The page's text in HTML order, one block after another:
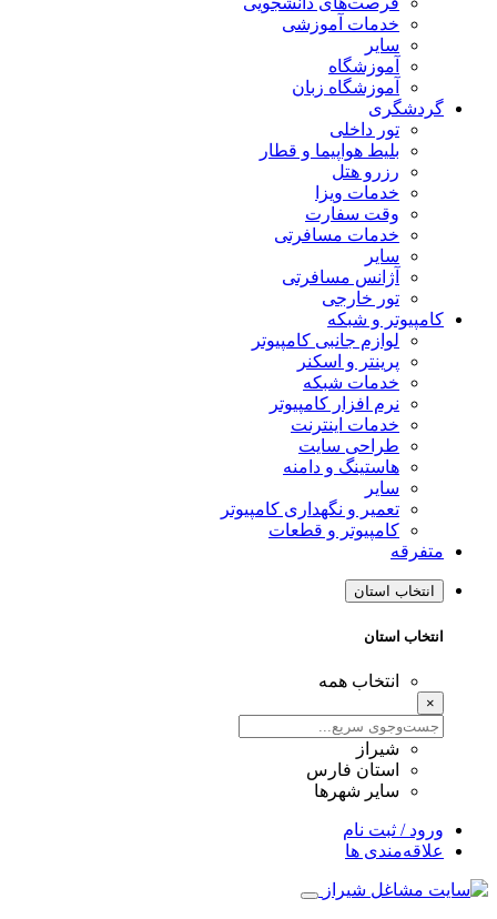
خدمات آموزشی
سایر
آموزشگاه
آموزشگاه زبان
گردشگری
تور داخلی
بلیط هواپیما و قطار
رزرو هتل
خدمات ویزا
وقت سفارت
خدمات مسافرتی
سایر
آژانس مسافرتی
تور خارجی
کامپیوتر و شبکه
لوازم جانبی کامپیوتر
پرینتر و اسکنر
خدمات شبکه
نرم افزار کامپیوتر
خدمات اینترنت
طراحی سایت
هاستینگ و دامنه
سایر
تعمیر و نگهداری کامپیوتر
کامپیوتر و قطعات
متفرقه
انتخاب استان
انتخاب استان
انتخاب همه
×
شیراز
استان فارس
سایر شهرها
ورود / ثبت نام
علاقه‌مندی ها